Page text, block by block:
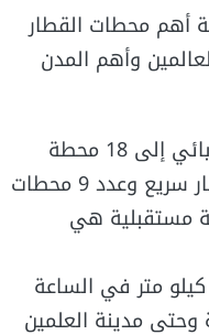
أهم محطات القطار
وأهم المدن
يصل عدد محطات القطار الكهربائي إلى 18 محطة
تشتمل على عدد 6 محطات قطار سريع وعدد 9 محطات
إقليمية مستقبلية هي
تصل سرعة القطار إلى 250 كيلو متر في الساعة
وحتى مدينة العلمين